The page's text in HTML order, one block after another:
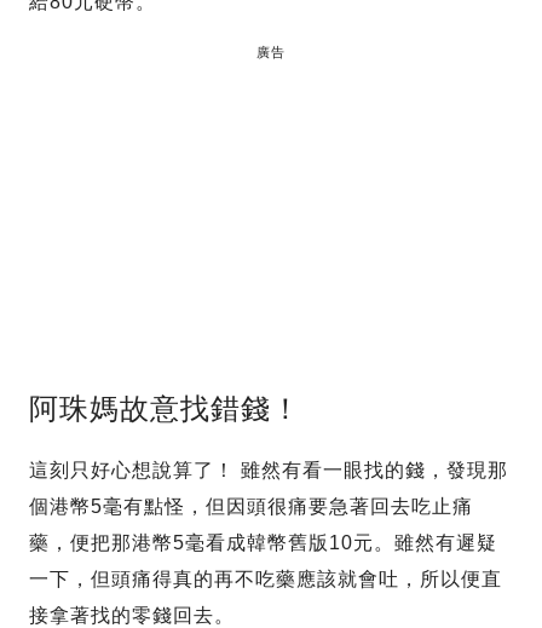
廣告
阿珠媽故意找錯錢！
這刻只好心想說算了！ 雖然有看一眼找的錢，發現那
個港幣5毫有點怪，但因頭很痛要急著回去吃止痛
藥，便把那港幣5毫看成韓幣舊版10元。雖然有遲疑
一下，但頭痛得真的再不吃藥應該就會吐，所以便直
接拿著找的零錢回去。